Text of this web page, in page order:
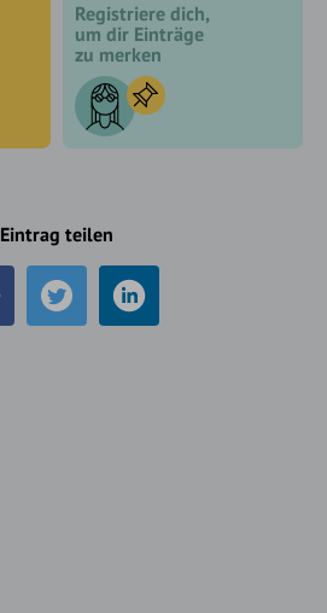
Registriere dich,
um dir Einträge
zu merken
Eintrag teilen